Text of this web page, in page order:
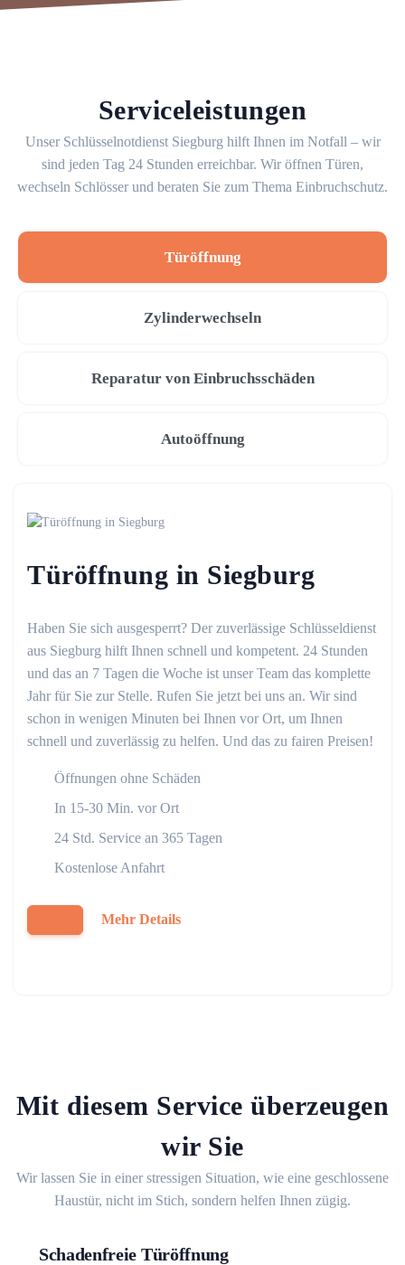
Serviceleistungen
Unser Schlüsselnotdienst Siegburg hilft Ihnen im Notfall – wir
sind jeden Tag 24 Stunden erreichbar. Wir öffnen Türen,
wechseln Schlösser und beraten Sie zum Thema Einbruchschutz.
Türöffnung
Zylinderwechseln
Reparatur von Einbruchsschäden
Autoöffnung
Türöffnung in Siegburg
Haben Sie sich ausgesperrt? Der zuverlässige Schlüsseldienst
aus Siegburg hilft Ihnen schnell und kompetent. 24 Stunden
und das an 7 Tagen die Woche ist unser Team das komplette
Jahr für Sie zur Stelle. Rufen Sie jetzt bei uns an. Wir sind
schon in wenigen Minuten bei Ihnen vor Ort, um Ihnen
schnell und zuverlässig zu helfen. Und das zu fairen Preisen!
Öffnungen ohne Schäden
In 15-30 Min. vor Ort
24 Std. Service an 365 Tagen
Kostenlose Anfahrt
Mehr Details
Mit diesem Service überzeugen
wir Sie
Wir lassen Sie in einer stressigen Situation, wie eine geschlossene
Haustür, nicht im Stich, sondern helfen Ihnen zügig.
Schadenfreie Türöffnung